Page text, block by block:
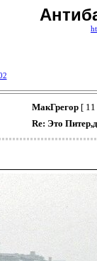
МакГрегор[ 11
Re: Это